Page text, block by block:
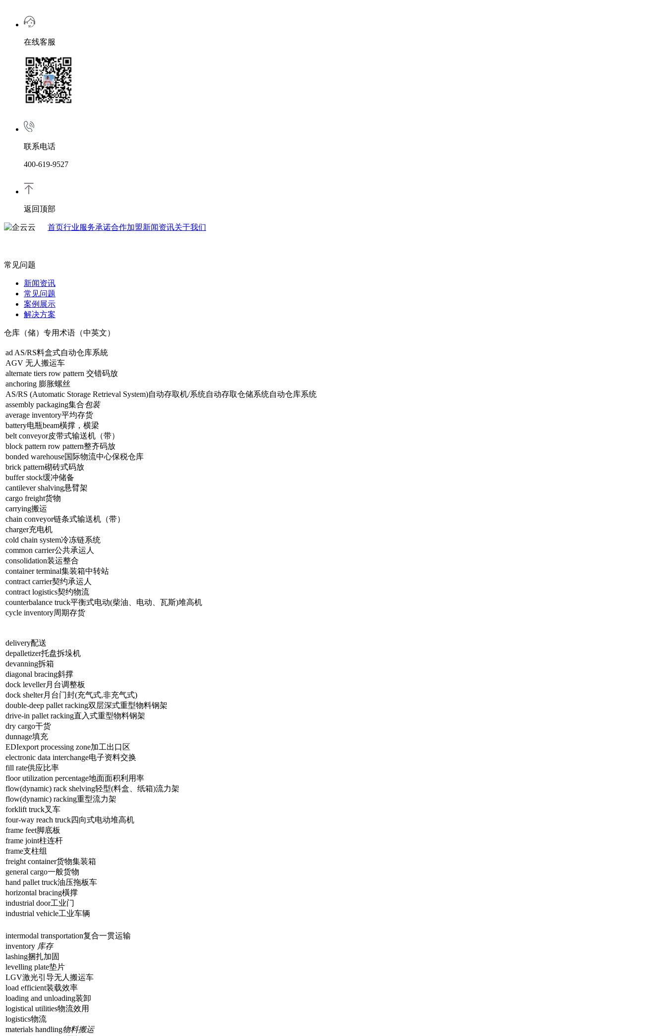
在线客服
联系电话
400-619-9527
返回顶部
首页行业服务承诺合作加盟新闻资讯关于我们
常见问题
新闻资讯
常见问题
案例展示
解决方案
仓库（储）专用术语（中英文）
ad AS/RS料盒式自动仓库系統
AGV 无人搬运车
alternate tiers row pattern 交错码放
anchoring 膨胀螺丝
AS/RS (Automatic Storage Retrieval System)自动存取机/系统自动存取仓储系统自动仓库系统
assembly packaging集合包装
average inventory平均存货
battery电瓶beam橫撑，横梁
belt conveyor皮带式输送机（带）
block pattern row pattern整齐码放
bonded warehouse国际物流中心保税仓库
brick pattern砌砖式码放
buffer stock缓冲储备
cantilever shalving悬臂架
cargo freight货物
carrying搬运
chain conveyor链条式输送机（带）
charger充电机
cold chain system冷冻链系统
common carrier公共承运人
consolidation装运整合
container terminal集装箱中转站
contract carrier契约承运人
contract logistics契约物流
counterbalance truck平衡式电动(柴油、电动、瓦斯)堆高机
cycle inventory周期存货
delivery配送
depalletizer托盘拆垛机
devanning拆箱
diagonal bracing斜撑
dock leveller月台调整板
dock shelter月台门封(充气式,非充气式)
double-deep pallet racking双层深式重型物料钢架
drive-in pallet racking直入式重型物料钢架
dry cargo干货
dunnage填充
EDIexport processing zone加工出口区
electronic data interchange电子资料交换
fill rate供应比率
floor utilization percentage地面面积利用率
flow(dynamic) rack shelving轻型(料盒、纸箱)流力架
flow(dynamic) racking重型流力架
forklift truck叉车
four-way reach truck四向式电动堆高机
frame feet脚底板
frame joint柱连杆
frame支柱组
freight container货物集装箱
general cargo一般货物
hand pallet truck油压拖板车
horizontal bracing橫撑
industrial door工业门
industrial vehicle工业车辆
intermodal transportation复合一贯运输
inventory 库存
lashing捆扎加固
levelling plate垫片
LGV激光引导无人搬运车
load efficient装载效率
loading and unloading装卸
logistical utilities物流效用
logistics物流
materials handling物料搬运